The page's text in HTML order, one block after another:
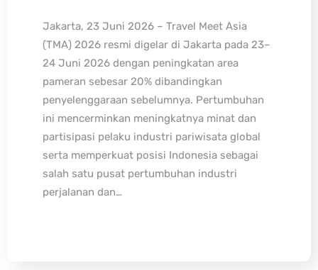
Jakarta, 23 Juni 2026 – Travel Meet Asia
(TMA) 2026 resmi digelar di Jakarta pada 23–
24 Juni 2026 dengan peningkatan area
pameran sebesar 20% dibandingkan
penyelenggaraan sebelumnya. Pertumbuhan
ini mencerminkan meningkatnya minat dan
partisipasi pelaku industri pariwisata global
serta memperkuat posisi Indonesia sebagai
salah satu pusat pertumbuhan industri
perjalanan dan…